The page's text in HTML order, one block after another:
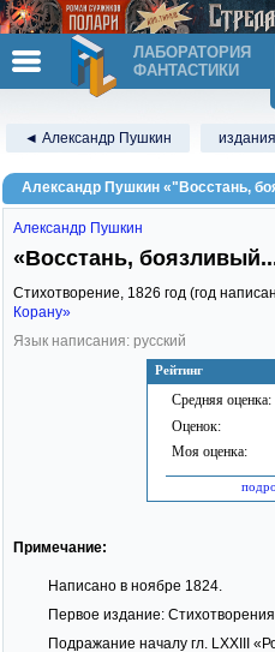
ЛАБОРАТОРИЯ
ФАНТАСТИКИ
◄ Александр Пушкин
Александр Пушкин «"Восстань,
Рейтинг
Средняя оценка:
Оценок:
Моя оценка:
Александр Пушкин
«Восстань,
Стихотворение, 1826 год (год
Корану»
Язык написания: русский
Примечание:
Написано в ноябре 1824.
Первое издание:
Подражание началу гл. LXXIII